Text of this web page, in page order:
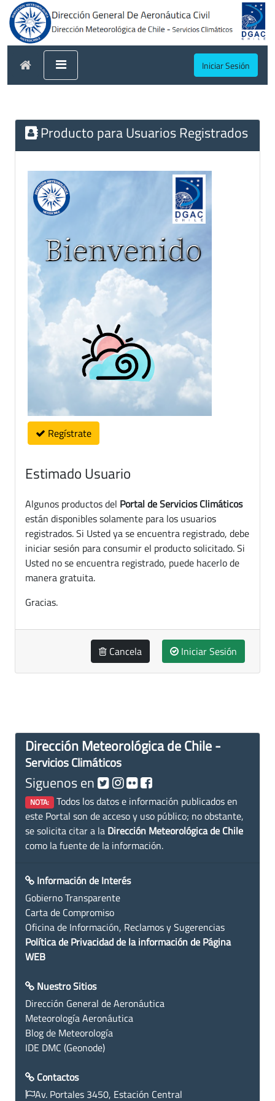
Iniciar Sesión
Producto para Usuarios Registrados
Regístrate
Estimado Usuario
Algunos productos del Portal de Servicios Climáticos
están disponibles solamente para los usuarios
registrados. Si Usted ya se encuentra registrado, debe
iniciar sesión para consumir el producto solicitado. Si
Usted no se encuentra registrado, puede hacerlo de
manera gratuita.
Gracias.
Cancela Iniciar Sesión
Dirección Meteorológica de Chile -
Servicios Climáticos
Siguenos en
NOTA: Todos los datos e información publicados en
este Portal son de acceso y uso público; no obstante,
se solicita citar a la Dirección Meteorológica de Chile
como la fuente de la información.
Información de Interés
Gobierno Transparente
Carta de Compromiso
Oficina de Información, Reclamos y Sugerencias
Política de Privacidad de la información de Página
WEB
Nuestro Sitios
Dirección General de Aeronáutica
Meteorología Aeronáutica
Blog de Meteorología
IDE DMC (Geonode)
Contactos
Av. Portales 3450, Estación Central